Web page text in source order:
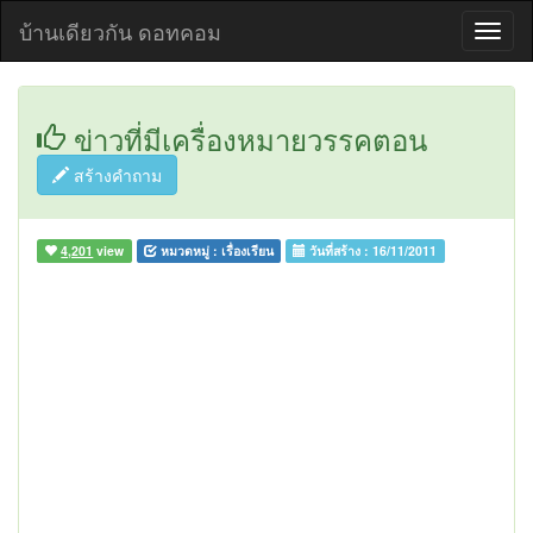
บ้านเดียวกัน ดอทคอม
ข่าวที่มีเครื่องหมายวรรคตอน
สร้างคำถาม
4,201 view หมวดหมู่ : เรื่องเรียน วันที่สร้าง :16/11/2011